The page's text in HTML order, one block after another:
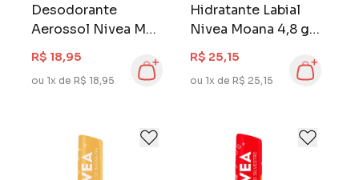
Desodorante
Aerossol Nivea Men
200 ml Derma
Control
R$ 18,95
ou 1x de R$ 18,95
Hidratante Labial
Nivea Moana 4,8 gr
Sorbet de Melancia
R$ 25,15
ou 1x de R$ 25,15